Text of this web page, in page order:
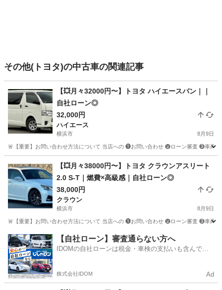
その他(トヨタ)の中古車の関連記事
【💥月々32000円〜】トヨタ ハイエースバン｜｜
自社ローン◎
32,000円
ハイエース
横浜市 8月9日
🚨【重要】お問い合わせ方法について 当店への ❶お問い合わせ ❷ローン審査 ❸車両
ハイエース 車両
【💥月々38000円〜】トヨタ クラウンアスリート
2.0 S-T｜燃費×高級感｜自社ローン◎
38,000円
クラウン
横浜市 8月9日
🚨【重要】お問い合わせ方法について 当店への ❶お問い合わせ ❷ローン審査 ❸車両
神奈川 横浜市 クラウン クラウンアスリート
【自社ローン】審査通らない方へ
IDOMの自社ローンは税金・車検の支払いも含んでい
株式会社IDOM Ad